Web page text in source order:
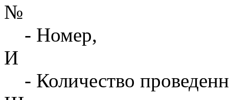
№
- Номер,
И
- Количество